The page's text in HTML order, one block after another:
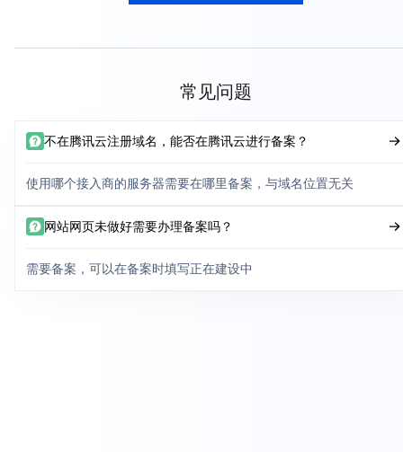
常见问题
不在腾讯云注册域名，能否在腾讯云进行备案？
使用哪个接入商的服务器需要在哪里备案，与域名位置无关
网站网页未做好需要办理备案吗？
需要备案，可以在备案时填写正在建设中